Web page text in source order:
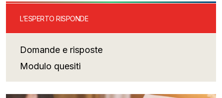
L’ESPERTO RISPONDE
Domande e risposte
Modulo quesiti